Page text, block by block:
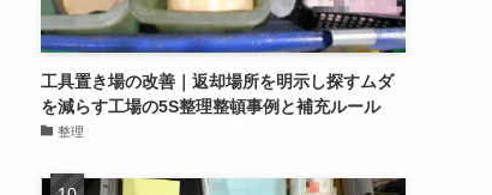
工具置き場の改善｜返却場所を明示し探すムダ
を減らす工場の5S整理整頓事例と補充ルール
整理